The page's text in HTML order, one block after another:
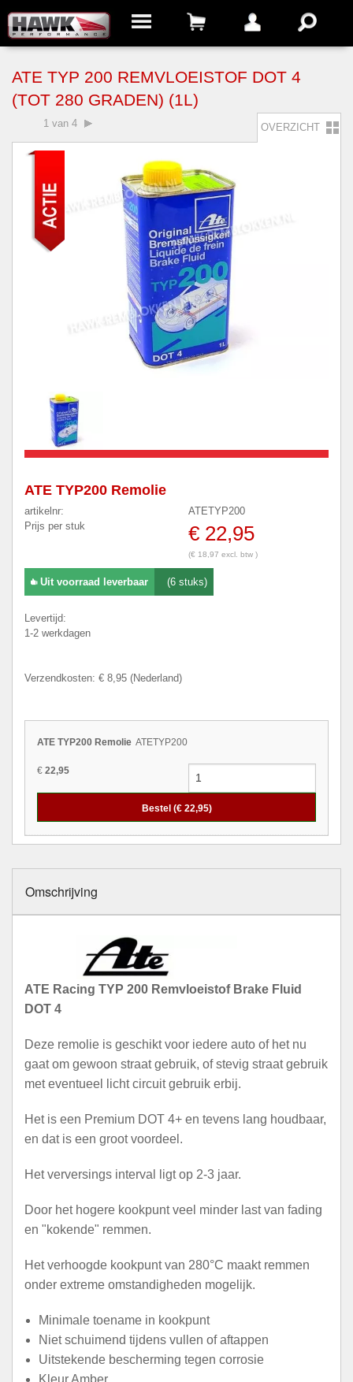
ATE TYP 200 REMVLOEISTOF DOT 4
(TOT 280 GRADEN) (1L)
1 van 4 OVERZICHT
ATE TYP200 Remolie
artikelnr:
ATETYP200
Prijs per stuk
€ 22,95
(€ 18,97 excl. btw )
Uit voorraad leverbaar (6 stuks)
Levertijd:
1-2 werkdagen
Verzendkosten: € 8,95 (Nederland)
ATE TYP200 Remolie ATETYP200
€ 22,95
Bestel (€ 22,95)
Omschrijving
ATE Racing TYP 200 Remvloeistof Brake Fluid
DOT 4
Deze remolie is geschikt voor iedere auto of het nu
gaat om gewoon straat gebruik, of stevig straat gebruik
met eventueel licht circuit gebruik erbij.
Het is een Premium DOT 4+ en tevens lang houdbaar,
en dat is een groot voordeel.
Het verversings interval ligt op 2-3 jaar.
Door het hogere kookpunt veel minder last van fading
en "kokende" remmen.
Het verhoogde kookpunt van 280°C maakt remmen
onder extreme omstandigheden mogelijk.
Minimale toename in kookpunt
Niet schuimend tijdens vullen of aftappen
Uitstekende bescherming tegen corrosie
Kleur Amber